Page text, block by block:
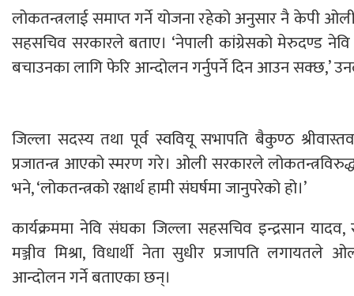
लोकतन्त्रलाई समाप्त गर्ने योजना रहेको अनुसार नै केपी
सहसचिव सरकारले बताए। ‘नेपाली कांग्रेसको मेरुदण्ड नेवि
बचाउनका लागि फेरि आन्दोलन गर्नुपर्ने दिन आउन सक्छ,’
जिल्ला सदस्य तथा पूर्व स्ववियू सभापति बैकुण्ठ
प्रजातन्त्र आएको स्मरण गरे। ओली सरकारले
भने, ‘लोकतन्त्रको रक्षार्थ हामी संघर्षमा जानुपरेको हो।’
कार्यक्रममा नेवि संघका जिल्ला सहसचिव इन्द्रसान यादव,
मञ्जीव मिश्रा, विधार्थी नेता सुधीर प्रजापति
आन्दोलन गर्ने बताएका छन्।